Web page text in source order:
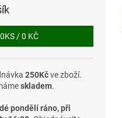
0KS /0 KČ
250Kčve zboží.
skladem.
pondělí ráno, při